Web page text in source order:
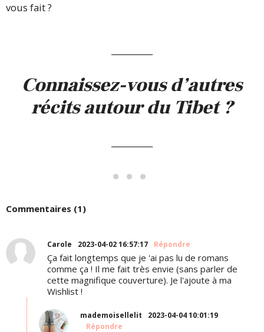
vous fait ?
Connaissez-vous d’autres
récits autour du Tibet ?
Commentaires (1)
Carole 2023-04-02 16:57:17 Répondre
Ça fait longtemps que je 'ai pas lu de romans
comme ça ! Il me fait très envie (sans parler de
cette magnifique couverture). Je l'ajoute à ma
Wishlist !
mademoisellelit
2023-04-04 10:01:19
Répondre